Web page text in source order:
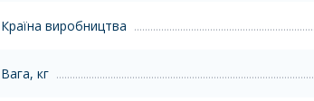
Країна виробництва
Вага, кг